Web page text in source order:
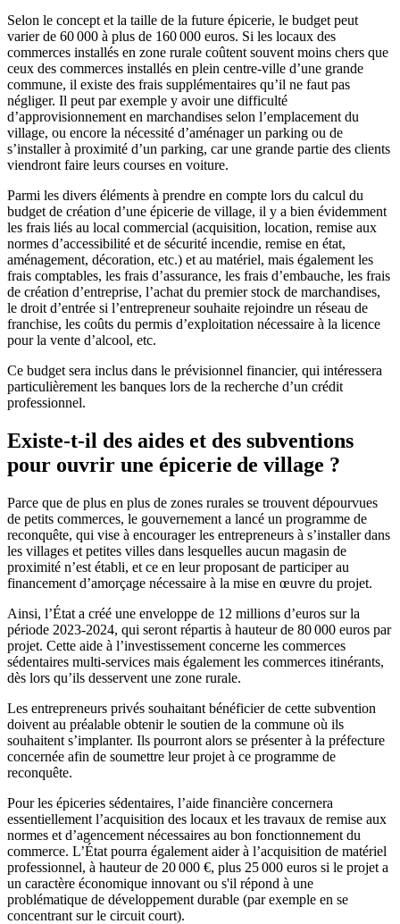
Selon le concept et la taille de la future épicerie, le budget peut
varier de 60 000 à plus de 160 000 euros. Si les locaux des
commerces installés en zone rurale coûtent souvent moins chers que
ceux des commerces installés en plein centre-ville d’une grande
commune, il existe des frais supplémentaires qu’il ne faut pas
négliger. Il peut par exemple y avoir une difficulté
d’approvisionnement en marchandises selon l’emplacement du
village, ou encore la nécessité d’aménager un parking ou de
s’installer à proximité d’un parking, car une grande partie des clients
viendront faire leurs courses en voiture.
Parmi les divers éléments à prendre en compte lors du calcul du
budget de création d’une épicerie de village, il y a bien évidemment
les frais liés au local commercial (acquisition, location, remise aux
normes d’accessibilité et de sécurité incendie, remise en état,
aménagement, décoration, etc.) et au matériel, mais également les
frais comptables, les frais d’assurance, les frais d’embauche, les frais
de création d’entreprise, l’achat du premier stock de marchandises,
le droit d’entrée si l’entrepreneur souhaite rejoindre un réseau de
franchise, les coûts du permis d’exploitation nécessaire à la licence
pour la vente d’alcool, etc.
Ce budget sera inclus dans le prévisionnel financier, qui intéressera
particulièrement les banques lors de la recherche d’un crédit
professionnel.
Existe-t-il des aides et des subventions
pour ouvrir une épicerie de village ?
Parce que de plus en plus de zones rurales se trouvent dépourvues
de petits commerces, le gouvernement a lancé un programme de
reconquête, qui vise à encourager les entrepreneurs à s’installer dans
les villages et petites villes dans lesquelles aucun magasin de
proximité n’est établi, et ce en leur proposant de participer au
financement d’amorçage nécessaire à la mise en œuvre du projet.
Ainsi, l’État a créé une enveloppe de 12 millions d’euros sur la
période 2023-2024, qui seront répartis à hauteur de 80 000 euros par
projet. Cette aide à l’investissement concerne les commerces
sédentaires multi-services mais également les commerces itinérants,
dès lors qu’ils desservent une zone rurale.
Les entrepreneurs privés souhaitant bénéficier de cette subvention
doivent au préalable obtenir le soutien de la commune où ils
souhaitent s’implanter. Ils pourront alors se présenter à la préfecture
concernée afin de soumettre leur projet à ce programme de
reconquête.
Pour les épiceries sédentaires, l’aide financière concernera
essentiellement l’acquisition des locaux et les travaux de remise aux
normes et d’agencement nécessaires au bon fonctionnement du
commerce. L’État pourra également aider à l’acquisition de matériel
professionnel, à hauteur de 20 000 €, plus 25 000 euros si le projet a
un caractère économique innovant ou s'il répond à une
problématique de développement durable (par exemple en se
concentrant sur le circuit court).